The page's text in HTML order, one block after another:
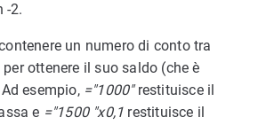
-2.
un numero di conto tra
per ottenere il suo saldo (che è
esempio, ="1000"restituisce il
e ="1500 "x0,1 restituisce il